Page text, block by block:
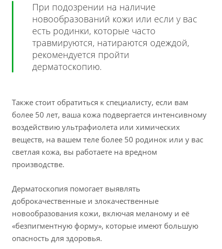
При подозрении на наличие
новообразований кожи или если у вас
есть родинки, которые часто
травмируются, натираются одеждой,
рекомендуется пройти
дерматоскопию.
Также стоит обратиться к специалисту, если вам
более 50 лет, ваша кожа подвергается интенсивному
воздействию ультрафиолета или химических
веществ, на вашем теле более 50 родинок или у вас
светлая кожа, вы работаете на вредном
производстве.
Дерматоскопия помогает выявлять
доброкачественные и злокачественные
новообразования кожи, включая меланому и её
«безпигментную форму», которые имеют большую
опасность для здоровья.